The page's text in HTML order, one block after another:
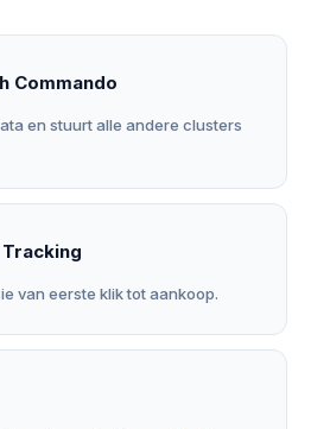
Commando
en stuurt alle andere clusters
van eerste klik tot aankoop.